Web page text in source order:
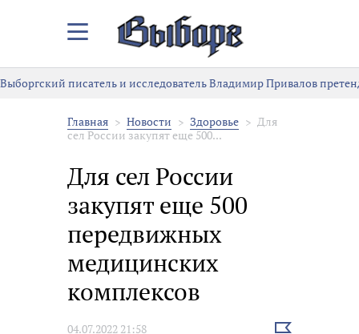
Закрыть/
меню
Выборгский писатель и исследователь Владимир Привалов
Главная Новости Здоровье
Для
сел России закупят еще 500...
Для сел России
закупят еще 500
передвижных
медицинских
комплексов
04.07.2022 21:58
Выбрать